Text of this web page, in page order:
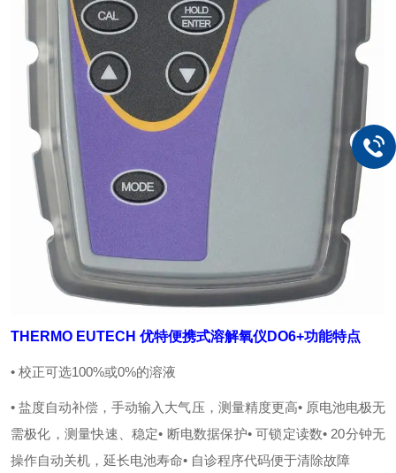
THERMO EUTECH 优特便携式溶解氧仪DO6+功能特点
• 校正可选100%或0%的溶液
• 盐度自动补偿，手动输入大气压，测量精度更高• 原电池电极无
需极化，测量快速、稳定• 断电数据保护• 可锁定读数• 20分钟无
操作自动关机，延长电池寿命• 自诊程序代码便于清除故障